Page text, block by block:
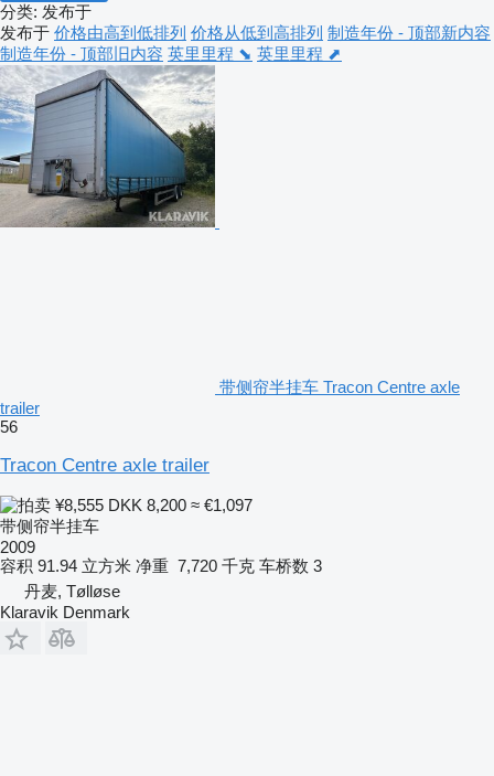
分类: 发布于
发布于 价格由高到低排列 价格从低到高排列 制造年份 - 顶部新内容
制造年份 - 顶部旧内容 英里里程 ⬊ 英里里程 ⬈
带侧帘半挂车 Tracon Centre axle
trailer
56
Tracon Centre axle trailer
¥8,555 DKK 8,200 ≈ €1,097
带侧帘半挂车
2009
容积 91.94 立方米 净重 7,720 千克 车桥数 3
丹麦, Tølløse
Klaravik Denmark